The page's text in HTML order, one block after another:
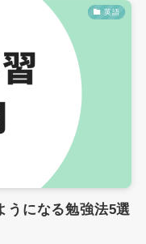
英語
うになる勉強法5選